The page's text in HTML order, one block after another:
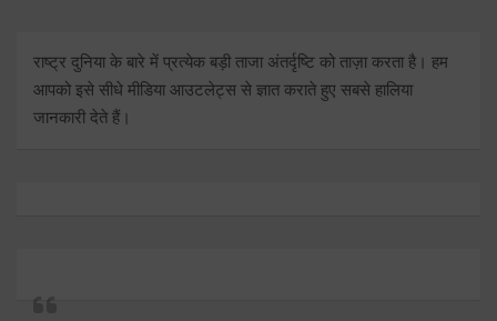
राष्ट्र दुनिया के बारे में प्रत्येक बड़ी ताजा अंतर्दृष्टि को ताज़ा करता है। हम
आपको इसे सीधे मीडिया आउटलेट्स से ज्ञात कराते हुए सबसे हालिया
जानकारी देते हैं।